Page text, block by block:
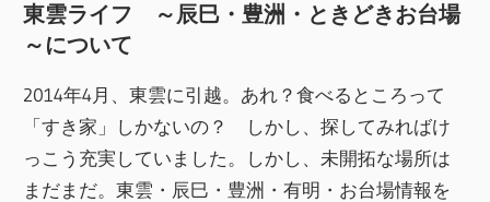
東雲ライフ ～辰巳・豊洲・ときどきお台場
～について
2014年4月、東雲に引越。あれ？食べるところって
「すき家」しかないの？ しかし、探してみればけ
っこう充実していました。しかし、未開拓な場所は
まだまだ。東雲・辰巳・豊洲・有明・お台場情報を